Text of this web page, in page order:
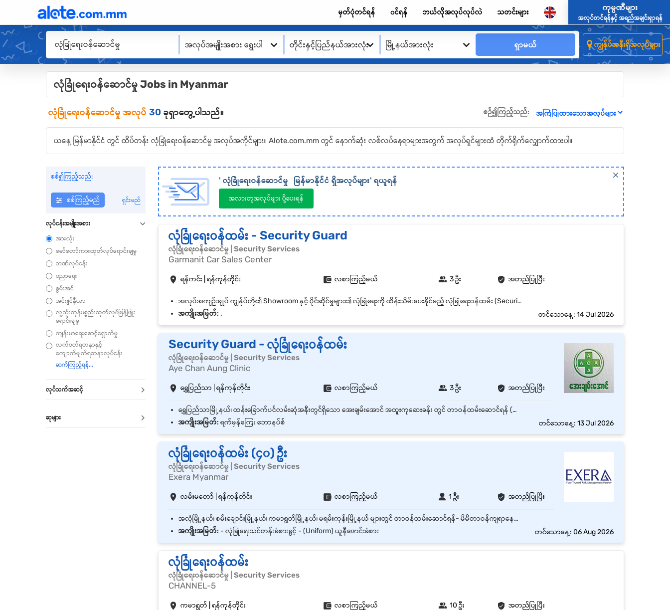
မှတ်ပုံတင်ရန် ၀င်ရန် ဘယ်လိုအလုပ်လုပ်လဲ သတင်းများ
ကုမ္ပဏီများ
အလုပ်တင်ရန်နှင့် အရည်အချင်းရှာရန်
အလုပ်အမျိုးအစား ရွေးပါ တိုင်းနှင့်ပြည်နယ်အားလုံး မြို့နယ်အားလုံး ရှာမယ် ကျွန်ုပ်အနီးရှိအလုပ်များ
လုံခြုံရေးဝန်ဆောင်မှု Jobs in Myanmar
လုံခြုံရေးဝန်ဆောင်မှု အလုပ် 30 ခုရှာတွေ့ပါသည်။ စဉ်၍ကြည့်သည်:
ယနေ့ မြန်မာနိုင်ငံ တွင် ထိပ်တန်း လုံခြုံရေးဝန်ဆောင်မှု အလုပ်အကိုင်များ။ Alote.com.mm တွင် နောက်ဆုံး လစ်လပ်နေရာများအတွက် အလုပ်ရှင်များထံ တိုက်ရိုက်လျှောက်ထားပါ။
စစ်၍ကြည့်သည်:
စစ်ကြည့်မည် ရှင်းမည်
လုပ်ငန်းအမျိုးအစား
အားလုံး
မော်တော်ကားထုတ်လုပ်ရောင်းချမှု
ဘဏ်လုပ်ငန်း
ပညာရေး
စွမ်းအင်
အင်ဂျင်နီယာ
လူ့သုံးကုန်ပစ္စည်းထုတ်လုပ်ဖြန့်ဖြူး
ရောင်းချမှု
ကျန်းမာရေးစောင့်ရှောက်မှု
လက်ဝတ်ရတနာနှင့်
ကျောက်မျက်ရတနာလုပ်ငန်း
လုပ်သက်အဆင့်
ဆုများ
' လုံခြုံရေးဝန်ဆောင်မှု မြန်မာနိုင်ငံ ရှိအလုပ်များ' ရယူရန်
အလားတူအလုပ်များ ပို့ပေးရန်
လုံခြုံရေးဝန်ထမ်း - Security Guard
လုံခြုံရေးဝန်ဆောင်မှု | Security Services
Garmanit Car Sales Center
ရန်ကင်း | ရန်ကုန်တိုင်း လစာကြည့်မယ် 3 ဦး အတည်ပြုပြီး
အလုပ်အကျဉ်းချုပ် ကျွန်ုပ်တို့၏ Showroom နှင့် ပိုင်ဆိုင်မှုများ၏ လုံခြုံရေးကို ထိန်းသိမ်းပေးနိုင်မည့် လုံခြုံရေးဝန်ထမ်း (Security Guard) (3) ဦးကို ခန့်အပ်လိုပါသည် လျှောက်ထားသူသည် Showroom အတွင်းနှင့် အပြင်ရှိ လုံခြုံရေးကို စောင့်ကြည့်ထိန်းသိမ်းခြင်း၊ ဝင်ထွက်သွားလာသူများကို စစ်ဆေးခြင်း၊ ပိုင်ဆိုင်မှုများကို ကာကွယ်ခြင်းနှင့် လုံခြုံရေးဆိုင်ရာ စည်းမျဉ်းများကို လိုက်နာဆောင်ရွက်ရမည်ဖြစ်သည်။ အဓိကတာဝန်များ Showroom နှင့် ပိုင်ဆိုင်မှုများ၏ လုံခြုံရေးကို စောင့်ကြည့်ထိန်းသိမ်းရန်။ ဝင်ထွက်သွားလာသူများနှင့် ယာဉ်များကို လိုအပ်သလို စစ်ဆေးမှတ်တမ်းတင်ရန်။ သံသယဖြစ်ဖွယ် အခြေအနေများ၊ မတော်တဆမှုများ သို့မဟုတ် လုံခြုံရေးဆိုင်ရာ ဖြစ်စဉ်များကို တာဝန်ရှိသူထံ ချက်ချင်းအကြောင်းကြားရန်။ သတ်မှတ်ထားသော နေရာများကို ပုံမှန်လှည့်လည်စစ်ဆေး (Patrol) ပြုလုပ်ရန်။ Showroom ဖွင့်ချိန်နှင့် ပိတ်ချိန်တွင် တံခါးများ၊ ဂိတ်များနှင့် အဆောက်အဦကို စစ်ဆေးရန်။ Customer များနှင့် ဧည့်သည်များကို ယဉ်ကျေးပျူငှာစွာ လမ်းညွှန်ကူညီပေးရန်။ အရေးပေါ်အခြေအနေများတွင် ကုမ္ပဏီ၏ လုပ်ထုံးလုပ်နည်းများအတိုင်း ဆောင်ရွက်ရန်။ မန်နေဂျာမှ ပေးအပ်သော လုံခြုံရေးဆိုင်ရာ အခြားတာဝန်များကို ဆောင်ရွက်ရန်။
အကျိုးအမြတ်: . တင်သောနေ့: 14 Jul 2026
Security Guard - လုံခြုံရေးဝန်ထမ်း
လုံခြုံရေးဝန်ဆောင်မှု | Security Services
Aye Chan Aung Clinic
ရွှေပြည်သာ | ရန်ကုန်တိုင်း လစာကြည့်မယ် 3 ဦး အတည်ပြုပြီး
ရွှေပြည်သာမြို့နယ်၊ ထန်းခြောက်ပင်လမ်းဆုံအနီးတွင်ရှိသော အေးချမ်းအောင် အထူးကုဆေးခန်း တွင် တာဝန်ထမ်းဆောင်ရန် (လုံခြုံရေးဝန်ထမ်း) ၃ နေရာစာအတွက် အထူးအခွင့်အရေး၊ လစာကောင်းကောင်းပေးမည်။
အကျိုးအမြတ်: ရက်မှန်ကြေး ဘောနပ်စ် တင်သောနေ့: 13 Jul 2026
လုံခြုံရေးဝန်ထမ်း (၄၀) ဦး
လုံခြုံရေးဝန်ဆောင်မှု | Security Services
Exera Myanmar
လမ်းမတော် | ရန်ကုန်တိုင်း လစာကြည့်မယ် 1 ဦး အတည်ပြုပြီး
အလုံမြို့နယ်၊ စမ်းချောင်းမြို့နယ်၊ ကမာရွတ်မြို့နယ်၊ မရမ်းကုန်းမြို့နယ် များတွင် တာဝန်ထမ်းဆောင်ရန်- မိမိတာဝန်ကျရာနေရာ၏ လုံခြုံရေးနှင့်ပတ်သက်သည်များကို ဆောင်ရွက်နိုင်ရမည်။ လုံခြုံရေးနှင့်ပတ်သက်သည့် ဖြစ်စဥ်များအား သက်ဆိုင်ရာ Supervisor သို့ Report တင်ရမည်။ သက်ဆိုင်ရာ Supervisor ၏ ညွှန်ကြားမှုများအား စနစ်တကျလုပ်ဆောင်နိုင်ရမည်။ မနက်ဆိုင်း/ ညဆိုင်း အလှည့်ကျတာဝန်ထမ်းဆောင်နိုင်သူ ဖြစ်ရမည်။ (၄) ရက်ဆင်း/ (၂) ရက်နား
အကျိုးအမြတ်: - လုံခြုံရေးသင်တန်းခံစားခွင့် - (Uniform) ယူနီဖောင်းခံစား တင်သောနေ့: 06 Aug 2026
လုံခြုံရေးဝန်ထမ်း
လုံခြုံရေးဝန်ဆောင်မှု | Security Services
CHANNEL-5
ကမာရွတ် | ရန်ကုန်တိုင်း လစာကြည့်မယ် 10 ဦး အတည်ပြုပြီး